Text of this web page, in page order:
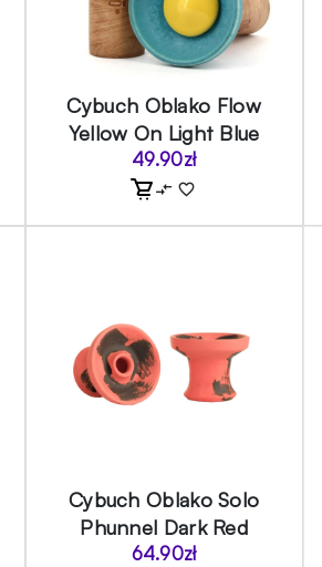
Cybuch Oblako Flow
Yellow On Light Blue
49.90zł
Cybuch Oblako Solo
Phunnel Dark Red
64.90zł